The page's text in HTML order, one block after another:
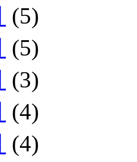
(5)
(5)
(3)
(4)
(4)